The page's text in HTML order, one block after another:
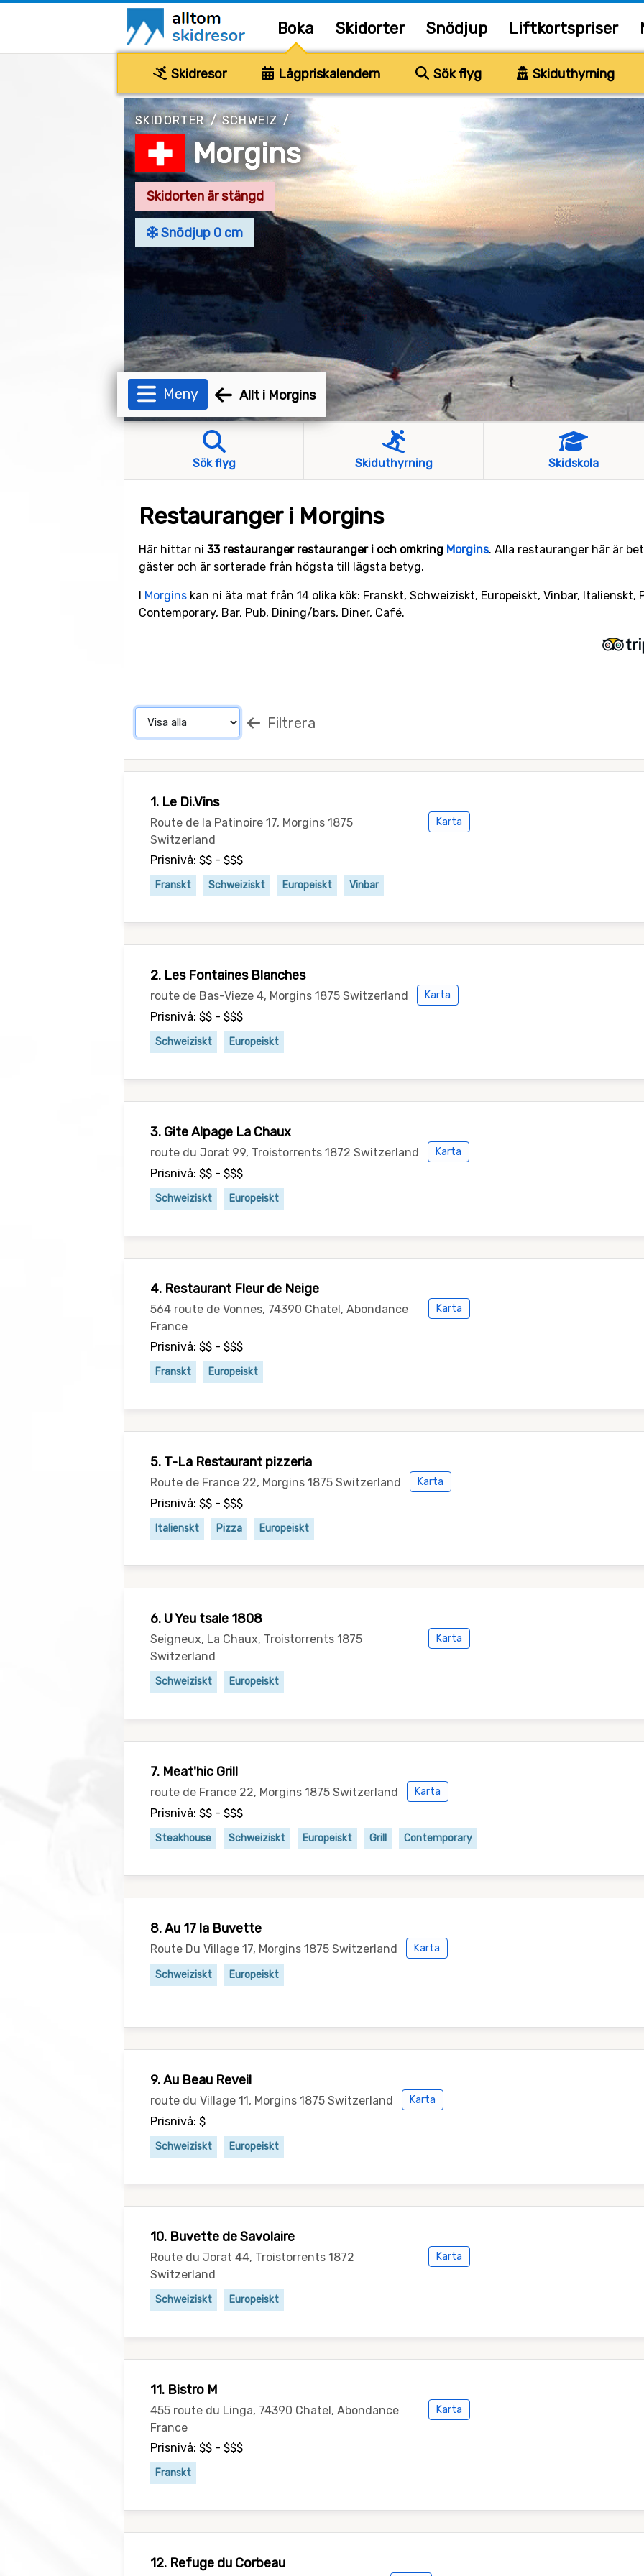
Boka Skidorter Snödjup Liftkortspriser
Skidresor Lågpriskalendern Sök flyg Skiduthyrning
SKIDORTER /SCHWEIZ/
Morgins
Skidorten är stängd
Snödjup 0 cm
Meny Allt i Morgins
Sök flyg Skiduthyrning Skidskola
Restauranger i Morgins
Här hittar ni 33 restauranger restauranger i och omkring Morgins. Alla restauranger här är
gäster och är sorterade från högsta till lägsta betyg.
I Morgins kan ni äta mat från 14 olika kök: Franskt, Schweiziskt, Europeiskt, Vinbar, Italienskt,
Contemporary, Bar, Pub, Dining/bars, Diner, Café.
Filtrera
1. Le Di.Vins
Route de la Patinoire 17, Morgins 1875
Switzerland
Karta
Prisnivå: $$ - $$$
Franskt Schweiziskt Europeiskt Vinbar
2. Les Fontaines Blanches
route de Bas-Vieze 4, Morgins 1875 Switzerland Karta
Prisnivå: $$ - $$$
Schweiziskt Europeiskt
3. Gite Alpage La Chaux
route du Jorat 99, Troistorrents 1872 Switzerland Karta
Prisnivå: $$ - $$$
Schweiziskt Europeiskt
4. Restaurant Fleur de Neige
564 route de Vonnes, 74390 Chatel, Abondance
France
Karta
Prisnivå: $$ - $$$
Franskt Europeiskt
5. T-La Restaurant pizzeria
Route de France 22, Morgins 1875 Switzerland Karta
Prisnivå: $$ - $$$
Italienskt Pizza Europeiskt
6. U Yeu tsale 1808
Seigneux, La Chaux, Troistorrents 1875
Switzerland
Karta
Schweiziskt Europeiskt
7. Meat'hic Grill
route de France 22, Morgins 1875 Switzerland Karta
Prisnivå: $$ - $$$
Steakhouse Schweiziskt Europeiskt Grill Contemporary
8. Au 17 la Buvette
Route Du Village 17, Morgins 1875 Switzerland Karta
Schweiziskt Europeiskt
9. Au Beau Reveil
route du Village 11, Morgins 1875 Switzerland Karta
Prisnivå: $
Schweiziskt Europeiskt
10. Buvette de Savolaire
Route du Jorat 44, Troistorrents 1872
Switzerland
Karta
Schweiziskt Europeiskt
11. Bistro M
455 route du Linga, 74390 Chatel, Abondance
France
Karta
Prisnivå: $$ - $$$
Franskt
12. Refuge du Corbeau